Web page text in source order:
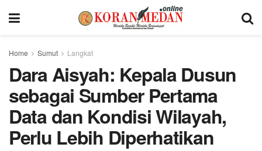
Home Sumut Langkat
Dara Aisyah: Kepala Dusun
sebagai Sumber Pertama
Data dan Kondisi Wilayah,
Perlu Lebih Diperhatikan